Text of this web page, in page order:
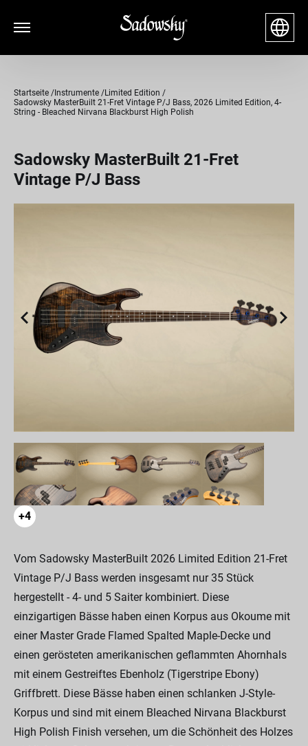
Startseite Instrumente
Limited Edition
Sadowsky MasterBuilt 21-Fret Vintage P/J Bass, 2026 Limited Edition, 4-
String - Bleached Nirvana Blackburst High Polish
Sadowsky MasterBuilt 21-Fret
Vintage P/J Bass
+4
Vom Sadowsky MasterBuilt 2026 Limited Edition 21-Fret
Vintage P/J Bass werden insgesamt nur 35 Stück
hergestellt - 4- und 5 Saiter kombiniert. Diese
einzigartigen Bässe haben einen Korpus aus Okoume mit
einer Master Grade Flamed Spalted Maple-Decke und
einen gerösteten amerikanischen geflammten Ahornhals
mit einem Gestreiftes Ebenholz (Tigerstripe Ebony)
Griffbrett. Diese Bässe haben einen schlanken J-Style-
Korpus und sind mit einem Bleached Nirvana Blackburst
High Polish Finish versehen, um die Schönheit des Holzes